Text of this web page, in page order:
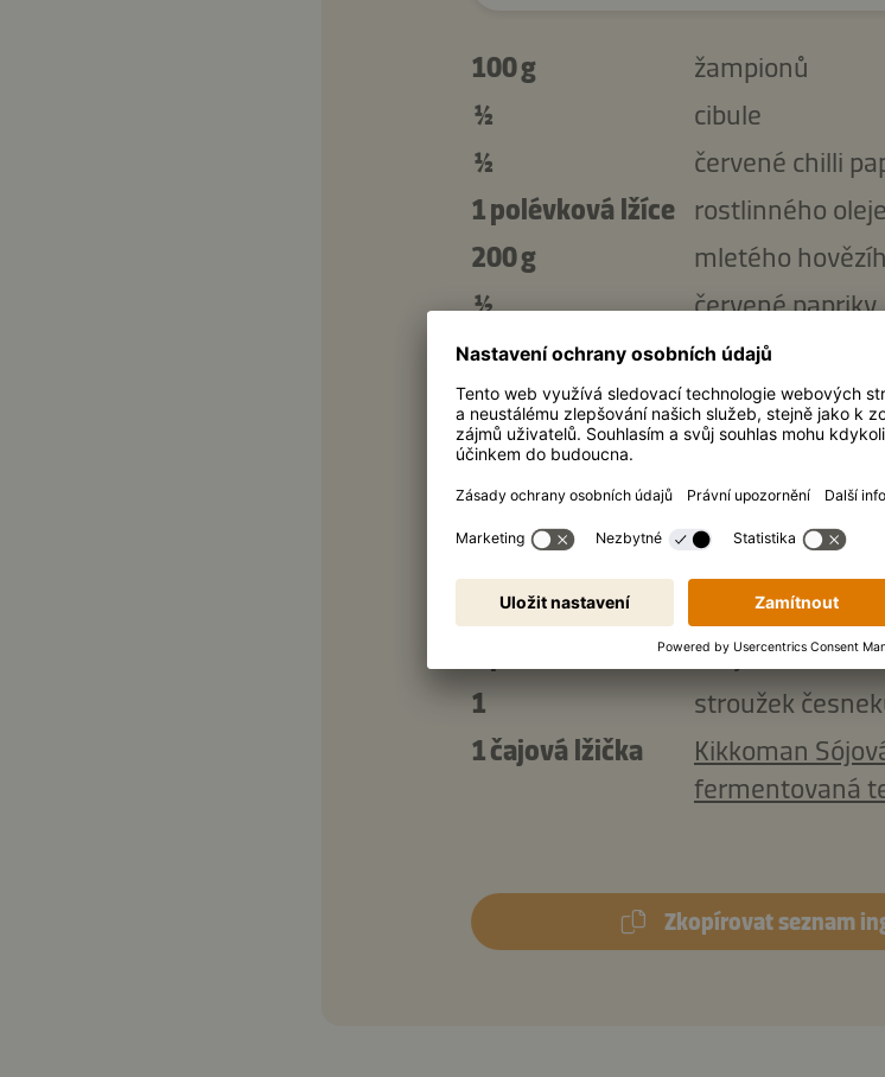
100 g
žampionů
½
cibule
½
červené chilli
1 polévková lžíce
rostlinného oleje
200 g
mletého
½
červené papriky
1 polévková lžíce Kikkoman
fermentovaná
200 g
konzervované
1 g
nasekaného
2
tortilly
Omáčka:
2 polévkové lžíce zakysané
1
stroužek
1 čajová lžička
Kikkoman
fermentovaná
Zkopírovat seznam